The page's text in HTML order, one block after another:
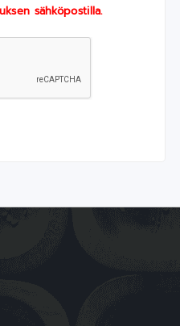
sähköpostilla.